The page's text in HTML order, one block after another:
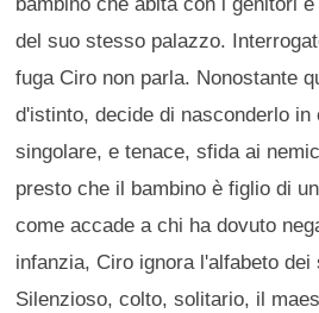
del suo stesso palazzo.
fuga Ciro non parla. Nonostante
d'istinto, decide di nasconderlo in
singolare, e tenace, sfida ai
presto che il bambino è figlio di
come accade a chi ha dovuto
infanzia, Ciro ignora l'alfabeto dei
Silenzioso, colto, solitario, il